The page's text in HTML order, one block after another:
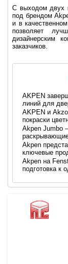
С выходом двух
под брендом
и в
позволяет
дизайнерским
заказчиков.
AKPEN
линий для
AKPEN и
покраски
Akpen Jumbo
Akpen
ключевые
Akpen на
подготовка к